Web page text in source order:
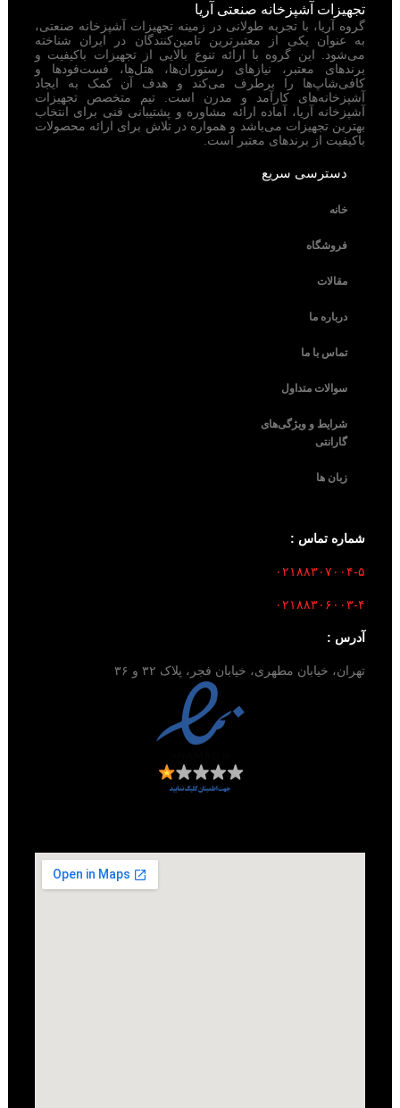
تجهیزات آشپزخانه صنعتی آریا
گروه آریا، با تجربه طولانی در زمینه تجهیزات آشپزخانه صنعتی،
به عنوان یکی از معتبرترین تامین‌کنندگان در ایران شناخته
می‌شود. این گروه با ارائه تنوع بالایی از تجهیزات باکیفیت و
برندهای معتبر، نیازهای رستوران‌ها، هتل‌ها، فست‌فودها و
کافی‌شاپ‌ها را برطرف می‌کند و هدف آن کمک به ایجاد
آشپزخانه‌های کارآمد و مدرن است. تیم متخصص تجهیزات
آشپزخانه آریا، آماده ارائه مشاوره و پشتیبانی فنی برای انتخاب
بهترین تجهیزات می‌باشد و همواره در تلاش برای ارائه محصولات
باکیفیت از برندهای معتبر است.
دسترسی سریع
خانه
فروشگاه
مقالات
درباره ما
تماس با ما
سوالات متداول
شرایط و ویژگی‌های
گارانتی
زبان ها
شماره تماس :
۰۲۱۸۸۳۰۷۰۰۴-۵
۰۲۱۸۸۳۰۶۰۰۳-۴
آدرس :
تهران، خیابان مطهری، خیابان فجر، پلاک ۳۲ و ۳۶